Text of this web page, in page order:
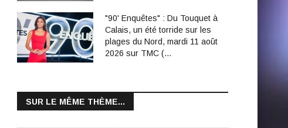
"90' Enquêtes" : Du Touquet à
Calais, un été torride sur les
plages du Nord, mardi 11 août
2026 sur TMC (…
SUR LE MÊME THÈME...